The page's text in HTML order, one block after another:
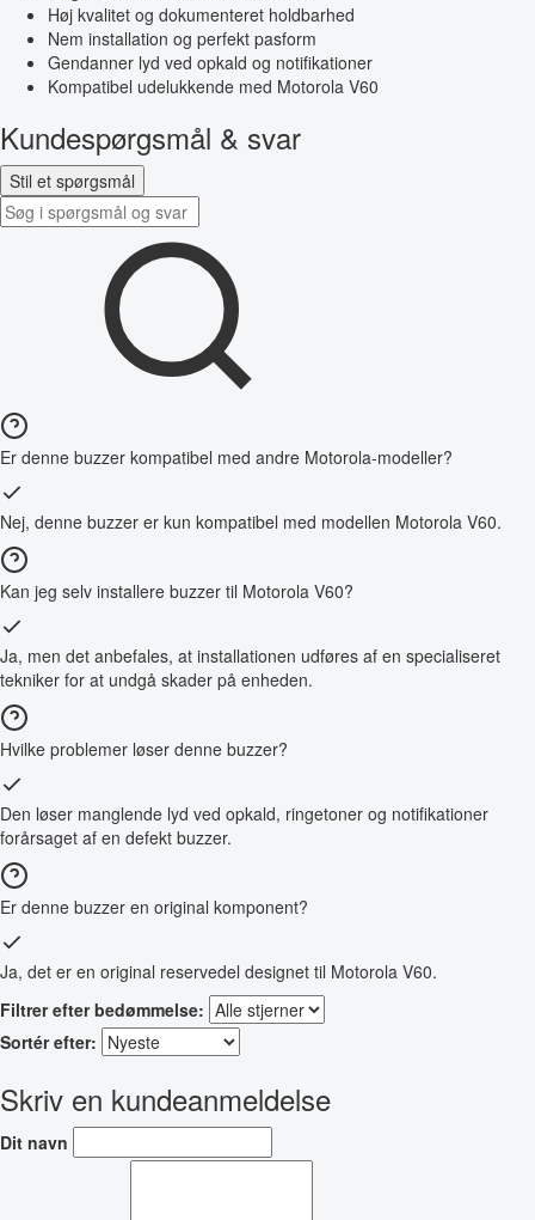
Høj kvalitet og dokumenteret holdbarhed
Nem installation og perfekt pasform
Gendanner lyd ved opkald og notifikationer
Kompatibel udelukkende med Motorola V60
Kundespørgsmål & svar
Stil et spørgsmål
Er denne buzzer kompatibel med andre Motorola-modeller?
Nej, denne buzzer er kun kompatibel med modellen Motorola V60.
Kan jeg selv installere buzzer til Motorola V60?
Ja, men det anbefales, at installationen udføres af en specialiseret
tekniker for at undgå skader på enheden.
Hvilke problemer løser denne buzzer?
Den løser manglende lyd ved opkald, ringetoner og notifikationer
forårsaget af en defekt buzzer.
Er denne buzzer en original komponent?
Ja, det er en original reservedel designet til Motorola V60.
Filtrer efter bedømmelse:
Sortér efter:
Skriv en kundeanmeldelse
Dit navn